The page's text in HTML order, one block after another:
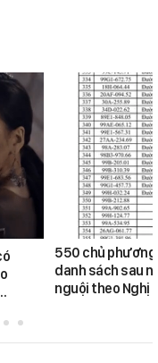
550 chủ
danh sách sau
nguội theo Nghị